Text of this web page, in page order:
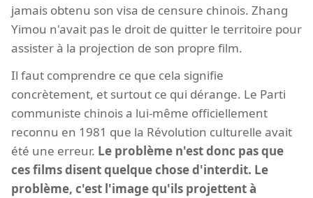
jamais obtenu son visa de censure chinois. Zhang
Yimou n'avait pas le droit de quitter le territoire pour
assister à la projection de son propre film.
Il faut comprendre ce que cela signifie
concrètement, et surtout ce qui dérange. Le Parti
communiste chinois a lui-même officiellement
reconnu en 1981 que la Révolution culturelle avait
été une erreur. Le problème n'est donc pas que
ces films disent quelque chose d'interdit. Le
problème, c'est l'image qu'ils projettent à